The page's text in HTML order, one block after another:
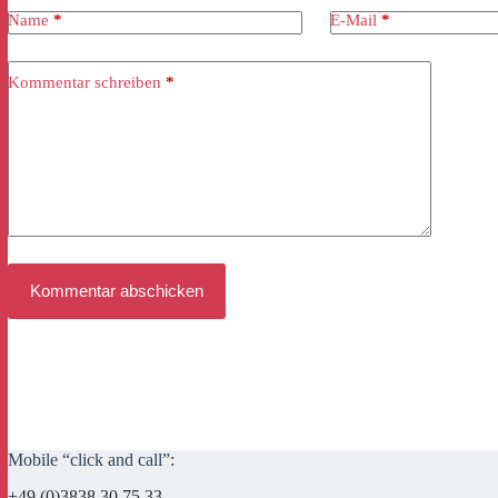
Name * E-Mail *
Kommentar schreiben *
Kommentar abschicken
Mobile “click and call”: